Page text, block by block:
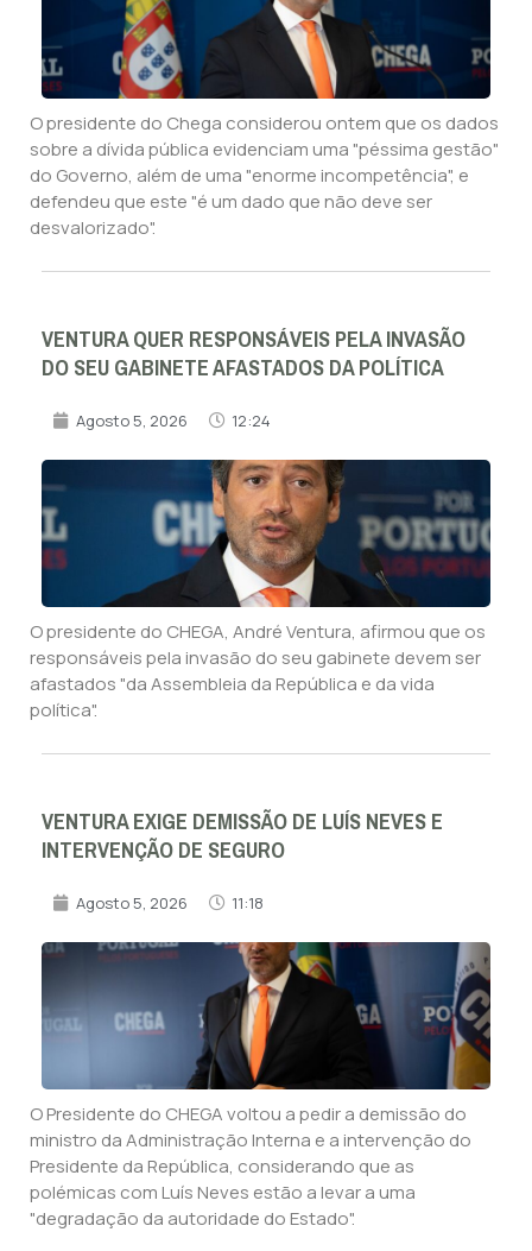
O presidente do Chega considerou ontem que os dados
sobre a dívida pública evidenciam uma "péssima gestão"
do Governo, além de uma "enorme incompetência", e
defendeu que este "é um dado que não deve ser
desvalorizado".
VENTURA QUER RESPONSÁVEIS PELA INVASÃO
DO SEU GABINETE AFASTADOS DA POLÍTICA
Agosto 5, 2026 12:24
O presidente do CHEGA, André Ventura, afirmou que os
responsáveis pela invasão do seu gabinete devem ser
afastados "da Assembleia da República e da vida
política".
VENTURA EXIGE DEMISSÃO DE LUÍS NEVES E
INTERVENÇÃO DE SEGURO
Agosto 5, 2026 11:18
O Presidente do CHEGA voltou a pedir a demissão do
ministro da Administração Interna e a intervenção do
Presidente da República, considerando que as
polémicas com Luís Neves estão a levar a uma
"degradação da autoridade do Estado".